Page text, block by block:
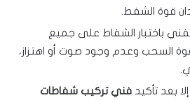
قوة الشفط.
باختبار الشفاط على جميع
السحب وعدم وجود صوت أو اهتزاز،
بعد تأكيد فني تركيب شفاطات